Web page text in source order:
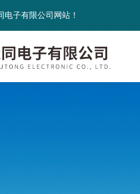
电子有限公司网站！